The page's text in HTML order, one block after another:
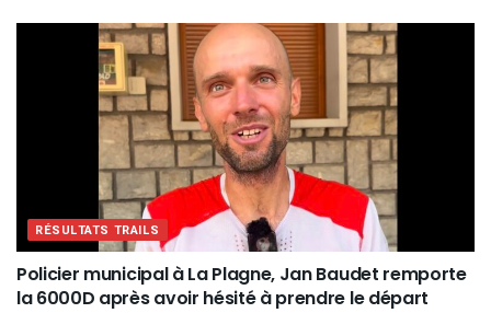
RÉSULTATS TRAILS
Policier municipal à La Plagne, Jan Baudet remporte
la 6000D après avoir hésité à prendre le départ